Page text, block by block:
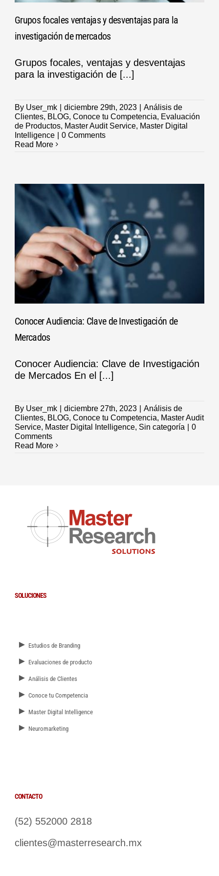
Grupos focales ventajas y desventajas para la
investigación de mercados
Grupos focales, ventajas y desventajas
para la investigación de [...]
By User_mk diciembre 29th, 2023
Análisis de
Clientes, BLOG, Conoce tu Competencia, Evaluación
de Productos, Master Audit Service, Master Digital
Intelligence
0 Comments
Read More
Conocer Audiencia: Clave de Investigación de
Mercados
Conocer Audiencia: Clave de Investigación
de Mercados En el [...]
By User_mk diciembre 27th, 2023
Análisis de
Clientes, BLOG, Conoce tu Competencia, Master Audit
Service, Master Digital Intelligence, Sin categoría
0
Comments
Read More
SOLUCIONES
► Estudios de Branding
► Evaluaciones de producto
► Análisis de Clientes
► Conoce tu Competencia
► Master Digital Intelligence
► Neuromarketing
CONTACTO
(52) 552000 2818
clientes@masterresearch.mx